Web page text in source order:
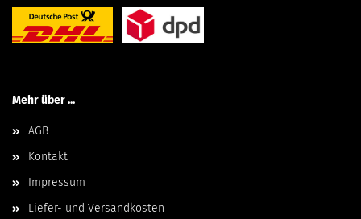
Mehr über ...
AGB
Kontakt
Impressum
Liefer- und Versandkosten